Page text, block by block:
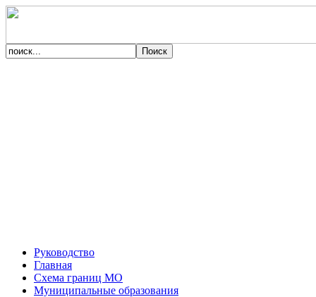
Руководство
Главная
Схема границ МО
Муниципальные образования